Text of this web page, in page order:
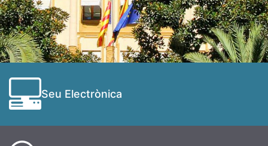
Seu Electrònica